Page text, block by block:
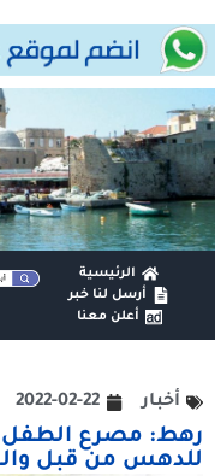
الرئيسية
أرسل لنا خبر
أعلن معنا
أخبار 2022-02-22
رهط: مصرع الطفل
للدهس من قبل